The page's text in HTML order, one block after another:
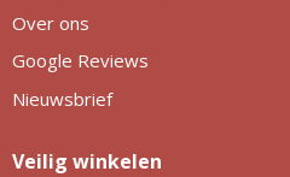
Over ons
Google Reviews
Nieuwsbrief
Veilig winkelen